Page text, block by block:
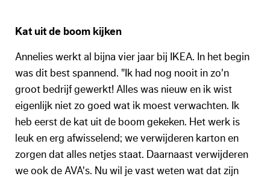
Kat uit de boom kijken
Annelies werkt al bijna vier jaar bij IKEA. In het begin
was dit best spannend. "Ik had nog nooit in zo'n
groot bedrijf gewerkt! Alles was nieuw en ik wist
eigenlijk niet zo goed wat ik moest verwachten. Ik
heb eerst de kat uit de boom gekeken. Het werk is
leuk en erg afwisselend; we verwijderen karton en
zorgen dat alles netjes staat. Daarnaast verwijderen
we ook de AVA's. Nu wil je vast weten wat dat zijn